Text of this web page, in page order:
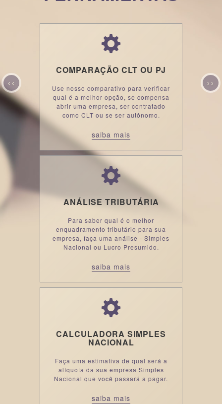
COMPARAÇÃO CLT OU PJ
Use nosso comparativo para verificar
qual é a melhor opção, se compensa
abrir uma empresa, ser contratado
como CLT ou se ser autônomo.
saiba mais
ANÁLISE TRIBUTÁRIA
Para saber qual é o melhor
enquadramento tributário para sua
empresa, faça uma análise - Simples
Nacional ou Lucro Presumido.
saiba mais
CALCULADORA SIMPLES
NACIONAL
Faça uma estimativa de qual será a
alíquota da sua empresa Simples
Nacional que você passará a pagar.
saiba mais
‹‹ ››